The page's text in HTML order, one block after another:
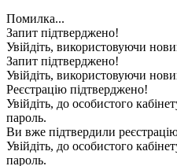
Помилка...
Запит підтверджено!
Увійдіть, використовуючи
Запит підтверджено!
Увійдіть, використовуючи
Реєстрацію підтверджено!
Увійдіть, до особистого
пароль.
Ви вже підтвердили
Увійдіть, до особистого
пароль.